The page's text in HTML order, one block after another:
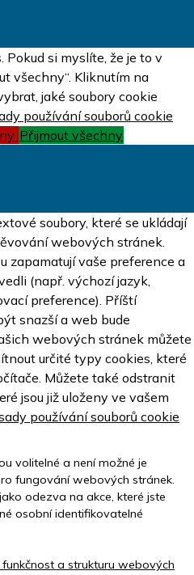
Pokud si myslíte, že je to v
všechny“. Kliknutím na
jaké soubory cookie
používání souborů cookie
Přijmout všechny
soubory, které se ukládají
webových stránek.
zapamatují vaše preference a
(např. výchozí jazyk,
preference). Příští
snazší a web bude
webových stránek můžete
určité typy cookies, které
Můžete také odstranit
jsou již uloženy ve vašem
používání souborů cookie
volitelné a není možné je
fungování webových stránek.
odezva na akce, které jste
osobní identifikovatelné
a strukturu webových